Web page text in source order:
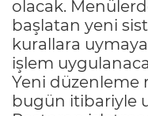
olacak.
başlatan yeni
kurallara
işlem
Yeni düzenleme
bugün itibariyle